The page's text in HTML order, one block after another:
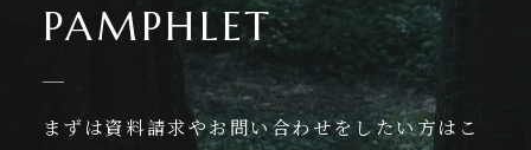
PAMPHLET
まずは資料請求やお問い合わせをしたい方はこ